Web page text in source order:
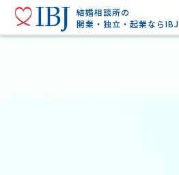
結婚相談所の
開業・独立・起業ならIBJ